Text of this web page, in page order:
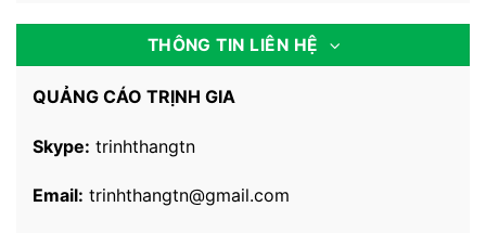
THÔNG TIN LIÊN HỆ
QUẢNG CÁO TRỊNH GIA
Skype: trinhthangtn
Email: trinhthangtn@gmail.com